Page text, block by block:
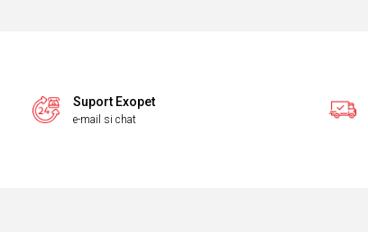
Suport Exopet
e-mail si chat